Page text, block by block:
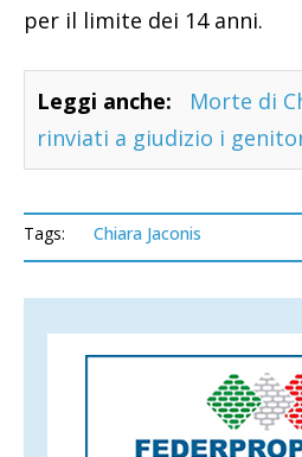
per il limite dei 14 anni.
Leggi anche:
Morte di
rinviati a giudizio i
Tags: Chiara Jaconis